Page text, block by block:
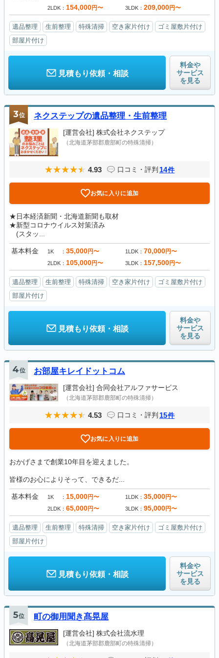
2LDK 154,000円〜 3LDK 209,000円〜
遺品整理 生前整理 特殊清掃 空き家片付け
ゴミ屋敷片付け
部屋片付け
見積もり依頼・相談
料金や
サービス
を見る
3位 ネクステップの遺品整理・生前整理
[運営会社] 株式会社ネクステップ
（北海道茅部郡鹿部町の特殊清掃）
4.93 口コミ・評判 14件
お気に入りに追加
★日本経済新聞・北海道新聞も取材
★新型コロナウイルス対策済み
(スタッ...
基本料金 1K 35,000円〜 1LDK 70,000円〜
2LDK 105,000円〜 3LDK 157,500円〜
遺品整理 生前整理 特殊清掃 空き家片付け
ゴミ屋敷片付け
部屋片付け
見積もり依頼・相談
料金や
サービス
を見る
4位 お部屋キレイドットコム
[運営会社] 合同会社アルファサービス
（北海道茅部郡鹿部町の特殊清掃）
4.53 口コミ・評判 15件
お気に入りに追加
おかげさまで創業10年目を迎えました。
皆様のお心によりそって、できるだ...
基本料金 1K 15,000円〜 1LDK 35,000円〜
2LDK 65,000円〜 3LDK 95,000円〜
遺品整理 生前整理 特殊清掃 空き家片付け
ゴミ屋敷片付け
部屋片付け
見積もり依頼・相談
料金や
サービス
を見る
5位 町の御用聞き髙晃屋
[運営会社] 株式会社流水理
（北海道茅部郡鹿部町の特殊清掃）